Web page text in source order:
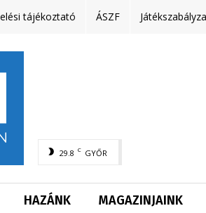
tájékoztató ÁSZF
29.8 C GYŐR
HAZÁNK MAGAZINJAINK